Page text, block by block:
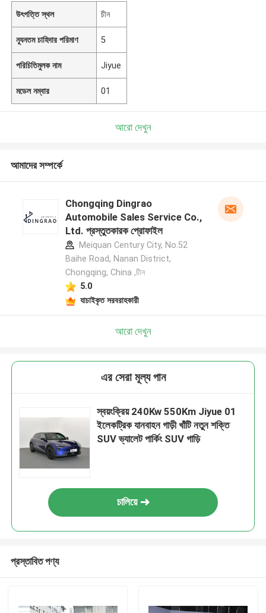
উৎপত্তি স্থল চীন
ন্যূনতম চাহিদার পরিমাণ 5
পরিচিতিমুলক নাম Jiyue
মডেল নম্বার 01
আরো দেখুন
আমাদের সম্পর্কে
Chongqing Dingrao
Automobile Sales Service Co.,
Ltd. প্রস্তুতকারক প্রোফাইল
Meiquan Century City, No.52
Baihe Road, Nanan District,
Chongqing, China ,চীন
5.0
যাচাইকৃত সরবরাহকারী
আরো দেখুন
এর সেরা মূল্য পান
স্বয়ংক্রিয় 240Kw 550Km Jiyue 01
ইলেকট্রিক যানবাহন গাড়ী খাঁটি নতুন শক্তি
SUV ভ্যালেট পার্কিং SUV গাড়ি
চালিয়ে
প্রস্তাবিত পণ্য